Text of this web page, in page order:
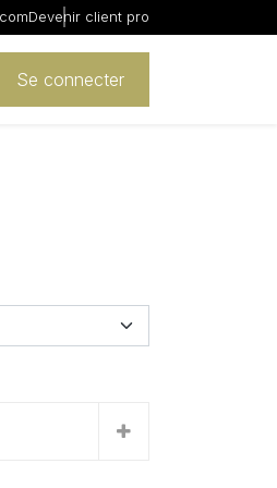
Devenir client pro
Se connecter